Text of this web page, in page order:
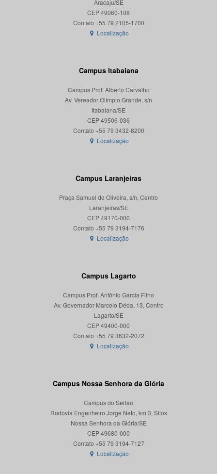
Aracaju/SE
CEP 49060-108
Localização
Campus Itabaiana
Campus Prof. Alberto Carvalho
Av. Vereador Olímpio Grande, s/n
Itabaiana/SE
CEP 49506-036
Localização
Campus Laranjeiras
Praça Samuel de Oliveira, s/n, Centro
Laranjeiras/SE
CEP 49170-000
Localização
Campus Lagarto
Campus Prof. Antônio Garcia Filho
Av. Governador Marcelo Déda, 13, Centro
Lagarto/SE
CEP 49400-000
Localização
Campus Nossa Senhora da Glória
Campus do Sertão
Rodovia Engenheiro Jorge Neto, km 3, Silos
Nossa Senhora da Glória/SE
CEP 49680-000
Contato +55 79 3194-7127
Localização